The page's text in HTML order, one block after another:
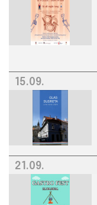
15.09.
21.09.